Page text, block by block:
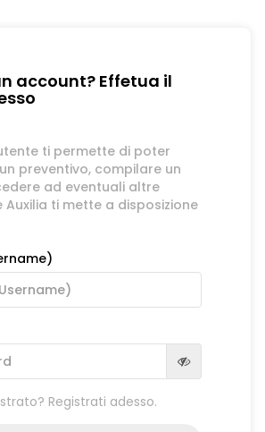
account? Effetua il
ti permette di poter
preventivo, compilare un
ad eventuali altre
Auxilia ti mette a disposizione
Registrati adesso.